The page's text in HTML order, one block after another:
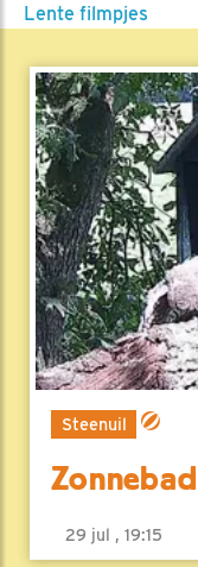
Lente filmpjes
Steenuil
Zonnebad
29 jul , 19:15